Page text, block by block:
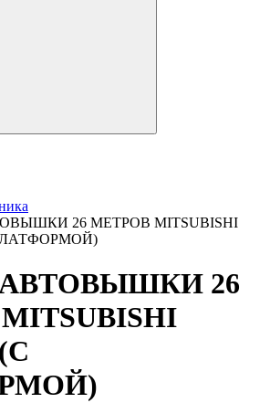
26 МЕТРОВ MITSUBISHI
26